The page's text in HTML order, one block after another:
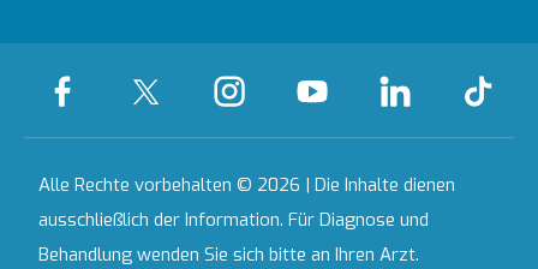
Alle Rechte vorbehalten © 2026 | Die Inhalte dienen
ausschließlich der Information. Für Diagnose und
Behandlung wenden Sie sich bitte an Ihren Arzt.